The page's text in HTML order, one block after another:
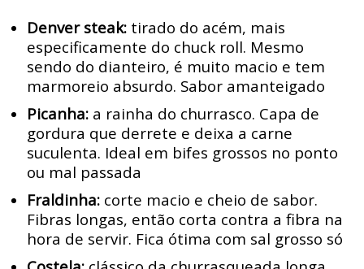
Denver steak: tirado do acém, mais
especificamente do chuck roll. Mesmo
sendo do dianteiro, é muito macio e tem
marmoreio absurdo. Sabor amanteigado
Picanha: a rainha do churrasco. Capa de
gordura que derrete e deixa a carne
suculenta. Ideal em bifes grossos no ponto
ou mal passada
Fraldinha: corte macio e cheio de sabor.
Fibras longas, então corta contra a fibra na
hora de servir. Fica ótima com sal grosso só